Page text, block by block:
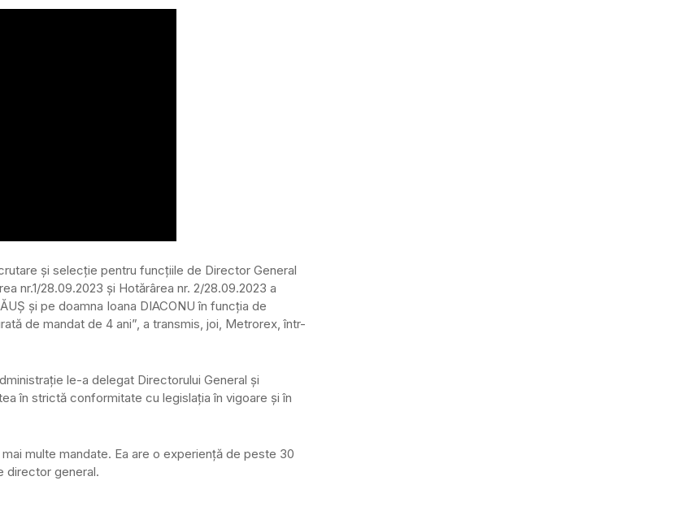
şi selecţie pentru funcţiile de Director General
nr.1/28.09.2023 şi Hotărârea nr. 2/28.09.2023 a
şi pe doamna Ioana DIACONU în funcţia de
de mandat de 4 ani”, a transmis, joi, Metrorex, într-
le-a delegat Directorului General şi
în strictă conformitate cu legislaţia în vigoare şi în
multe mandate. Ea are o experienţă de peste 30
director general.